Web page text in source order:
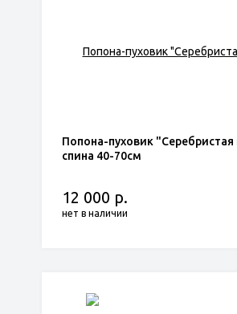
Попона-пуховик "Серебристая
спина 40-70см
12 000 р.
нет в наличии